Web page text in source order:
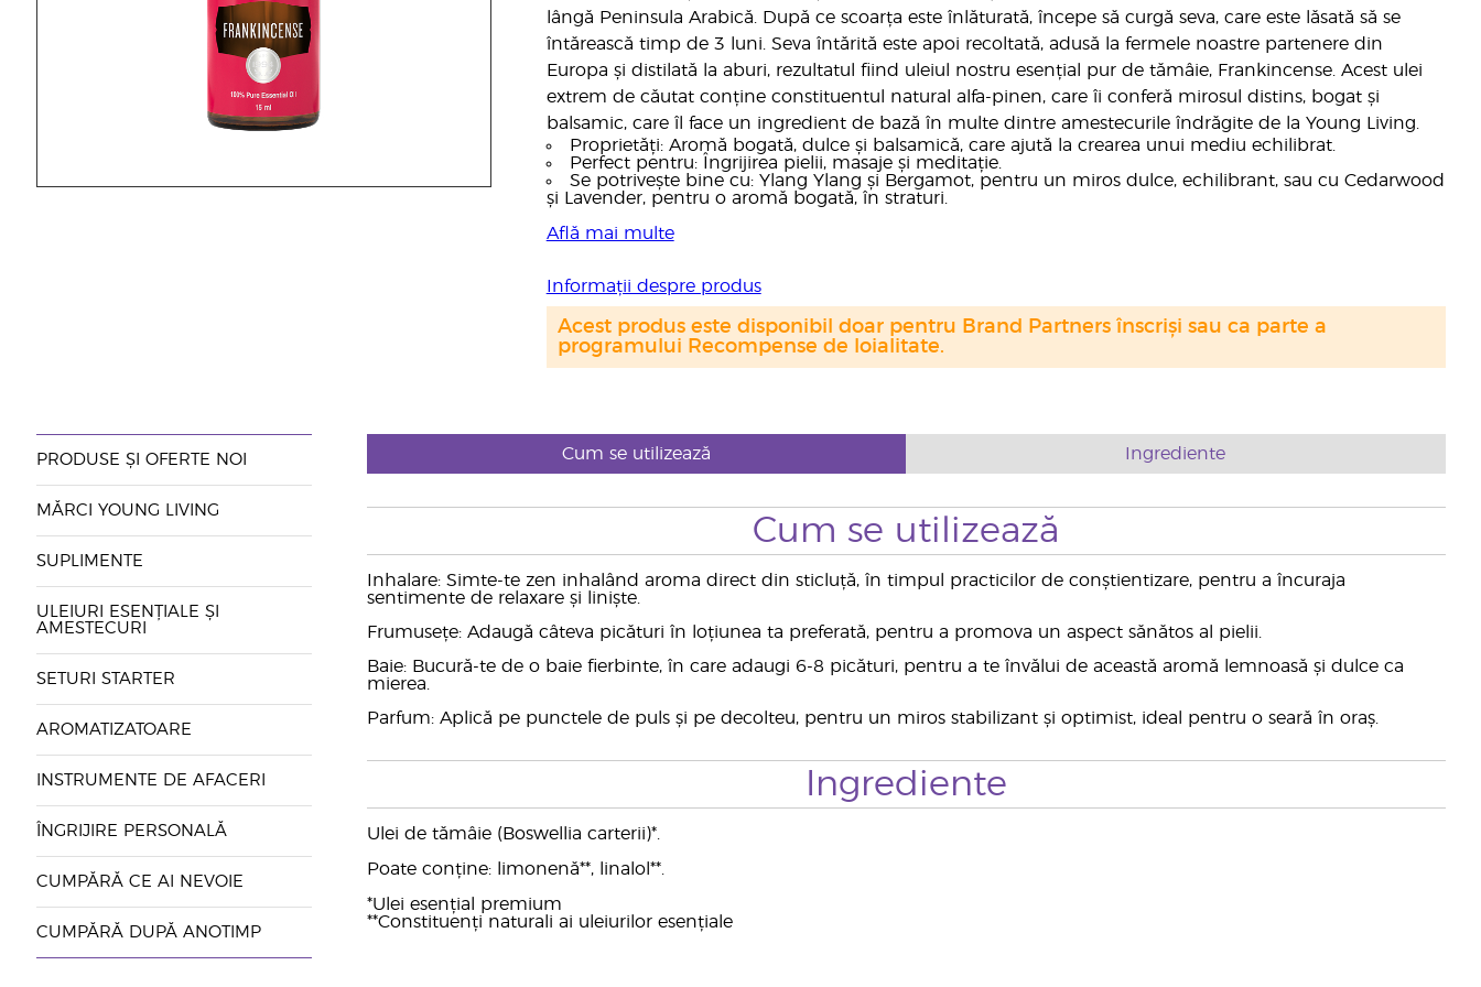
lângă Peninsula Arabică. După ce scoarța este înlăturată, începe să curgă seva, care este lăsată să se
întărească timp de 3 luni. Seva întărită este apoi recoltată, adusă la fermele noastre partenere din
Europa și distilată la aburi, rezultatul fiind uleiul nostru esențial pur de tămâie, Frankincense. Acest ulei
extrem de căutat conține constituentul natural alfa-pinen, care îi conferă mirosul distins, bogat și
balsamic, care îl face un ingredient de bază în multe dintre amestecurile îndrăgite de la Young Living.
Proprietăți: Aromă bogată, dulce și balsamică, care ajută la crearea unui mediu echilibrat.
Perfect pentru: Îngrijirea pielii, masaje și meditație.
Se potrivește bine cu: Ylang Ylang și Bergamot, pentru un miros dulce, echilibrant, sau cu Cedarwood
și Lavender, pentru o aromă bogată, în straturi.
Află mai multe
Informații despre produs
Acest produs este disponibil doar pentru Brand Partners înscriși sau ca parte a
programului Recompense de loialitate.
PRODUSE ȘI OFERTE NOI
MĂRCI YOUNG LIVING
SUPLIMENTE
ULEIURI ESENȚIALE ȘI
AMESTECURI
SETURI STARTER
AROMATIZATOARE
INSTRUMENTE DE AFACERI
ÎNGRIJIRE PERSONALĂ
CUMPĂRĂ CE AI NEVOIE
CUMPĂRĂ DUPĂ ANOTIMP
Cum se utilizează Ingrediente
Cum se utilizează
Inhalare: Simte-te zen inhalând aroma direct din sticluță, în timpul practicilor de conștientizare, pentru a încuraja
sentimente de relaxare și liniște.
Frumusețe: Adaugă câteva picături în loțiunea ta preferată, pentru a promova un aspect sănătos al pielii.
Baie: Bucură-te de o baie fierbinte, în care adaugi 6-8 picături, pentru a te învălui de această aromă lemnoasă și dulce ca
mierea.
Parfum: Aplică pe punctele de puls și pe decolteu, pentru un miros stabilizant și optimist, ideal pentru o seară în oraș.
Ingrediente
Ulei de tămâie (Boswellia carterii)*.
Poate conține: limonenă**, linalol**.
*Ulei esențial premium
**Constituenți naturali ai uleiurilor esențiale